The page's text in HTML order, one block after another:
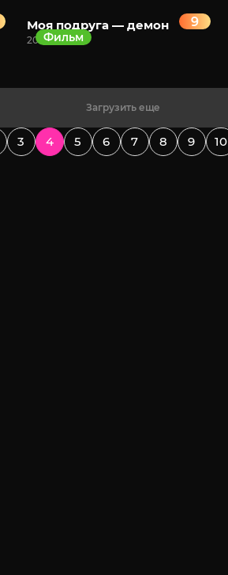
Моя подруга — демон
2024
9
Фильм
Загрузить еще
3 4 5 6 7 8 9 10